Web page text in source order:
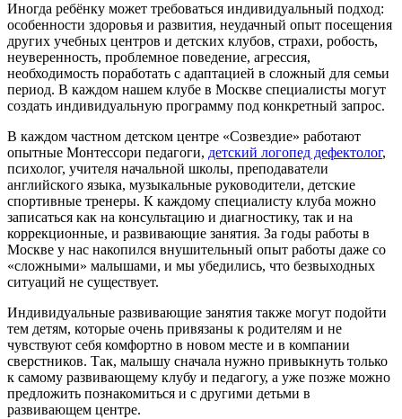
Иногда ребёнку может требоваться индивидуальный подход:
особенности здоровья и развития, неудачный опыт посещения
других учебных центров и детских клубов, страхи, робость,
неуверенность, проблемное поведение, агрессия,
необходимость поработать с адаптацией в сложный для семьи
период. В каждом нашем клубе в Москве специалисты могут
создать индивидуальную программу под конкретный запрос.
В каждом частном детском центре «Созвездие» работают
опытные Монтессори педагоги, детский логопед дефектолог,
психолог, учителя начальной школы, преподаватели
английского языка, музыкальные руководители, детские
спортивные тренеры. К каждому специалисту клуба можно
записаться как на консультацию и диагностику, так и на
коррекционные, и развивающие занятия. За годы работы в
Москве у нас накопился внушительный опыт работы даже со
«сложными» малышами, и мы убедились, что безвыходных
ситуаций не существует.
Индивидуальные развивающие занятия также могут подойти
тем детям, которые очень привязаны к родителям и не
чувствуют себя комфортно в новом месте и в компании
сверстников. Так, малышу сначала нужно привыкнуть только
к самому развивающему клубу и педагогу, а уже позже можно
предложить познакомиться и с другими детьми в
развивающем центре.